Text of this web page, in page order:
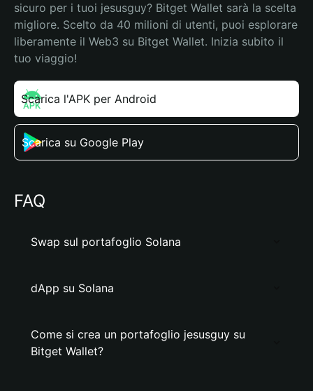
sicuro per i tuoi jesusguy? Bitget Wallet sarà la scelta
migliore. Scelto da 40 milioni di utenti, puoi esplorare
liberamente il Web3 su Bitget Wallet. Inizia subito il
tuo viaggio!
Scarica l'APK per Android
Scarica su Google Play
FAQ
Swap sul portafoglio Solana
dApp su Solana
Come si crea un portafoglio jesusguy su
Bitget Wallet?